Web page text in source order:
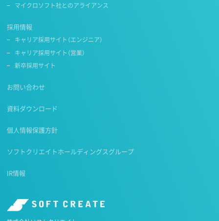
マイクロソフト社とのアライアンス
採用情報
キャリア採用サイト（エンジニア）
キャリア採用サイト（営業）
新卒採用サイト
お問い合わせ
資料ダウンロード
個人情報保護方針
ソフトクリエイトホールディングスグループ
IR情報